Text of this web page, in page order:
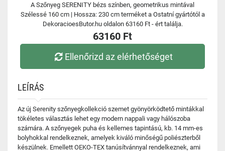
A Szőnyeg SERENITY bézs színben, geometrikus mintával
Szélessé 160 cm | Hossza: 230 cm terméket a Ostatní gyártótól a
DekoracioesButor.hu oldalon 63160 Ft - ért találja.
63160 Ft
Ellenőrizd az elérhetőséget
LEÍRÁS
Az új Serenity szőnyegkollekció szemet gyönyörködtető mintákkal
tökéletes választás lehet egy modern nappali vagy hálószoba
számára. A szőnyegek puha és kellemes tapintású, kb. 14 mm-es
bolyhokkal rendelkeznek, amelyek kiváló minőségű poliészterből
készülnek. Emellett OEKO-TEX tanúsítvánnyal rendelkeznek, ami